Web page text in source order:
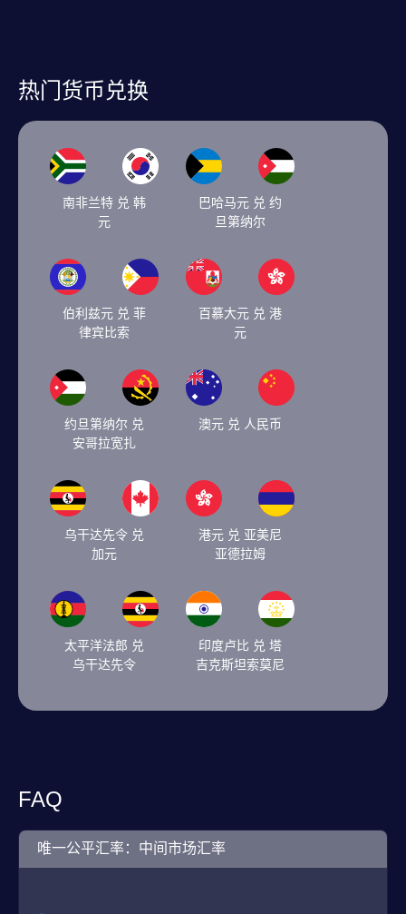
热门货币兑换
南非兰特 兑 韩
元
巴哈马元 兑 约
旦第纳尔
伯利兹元 兑 菲
律宾比索
百慕大元 兑 港
元
约旦第纳尔 兑
安哥拉宽扎
澳元 兑 人民币
乌干达先令 兑
加元
港元 兑 亚美尼
亚德拉姆
太平洋法郎 兑
乌干达先令
印度卢比 兑 塔
吉克斯坦索莫尼
FAQ
唯一公平汇率：中间市场汇率